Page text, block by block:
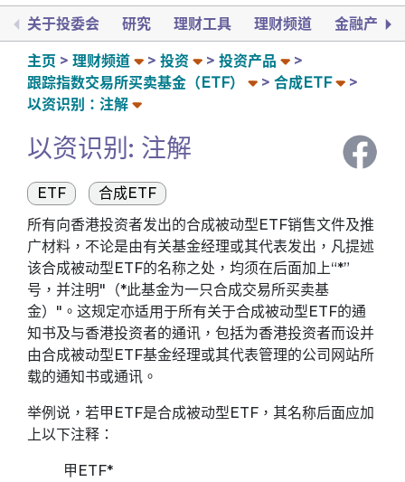
关于投委会 研究 理财工具 理财频道 金融产品
主页 理财频道 投资
投资产品
跟踪指数交易所买卖基金（ETF）
合成ETF
以资识别：注解
以资识别: 注解
ETF
合成ETF
所有向香港投资者发出的合成被动型ETF销售文件及推
广材料，不论是由有关基金经理或其代表发出，凡提述
该合成被动型ETF的名称之处，均须在后面加上“*”
号，并注明"（*此基金为一只合成交易所买卖基
金）"。这规定亦适用于所有关于合成被动型ETF的通
知书及与香港投资者的通讯，包括为香港投资者而设并
由合成被动型ETF基金经理或其代表管理的公司网站所
载的通知书或通讯。
举例说，若甲ETF是合成被动型ETF，其名称后面应加
上以下注释：
甲ETF*